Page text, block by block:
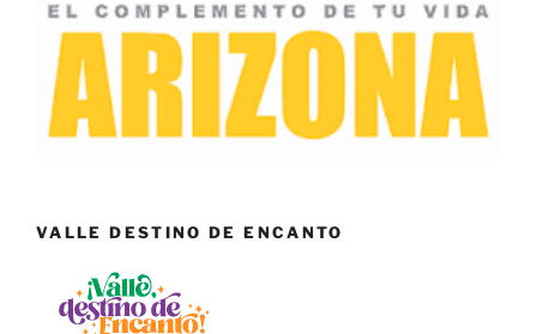
VALLE DESTINO DE ENCANTO